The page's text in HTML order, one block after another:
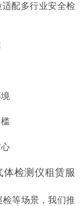
适配多行业安全检
体检测仪租赁服
等场景，我们推